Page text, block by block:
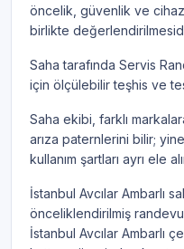
öncelik, güvenlik ve
birlikte
Saha tarafında Servis
için ölçülebilir teşhis ve
Saha ekibi, farklı
arıza paternlerini bilir;
kullanım şartları ayrı ele
İstanbul Avcılar Ambarlı
önceliklendirilmiş
İstanbul Avcılar Ambarlı